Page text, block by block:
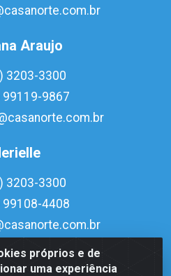
próprios e de
uma experiência
Araujo
3203-3300
99119-9867
3203-3300
99108-4408
Mário Câmara, 1815 -